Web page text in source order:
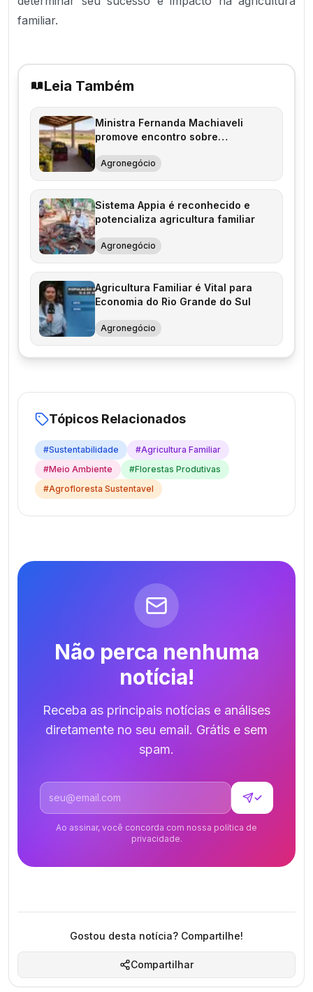
familiar.
Leia Também
Ministra Fernanda Machiaveli
promove encontro sobre
Agronegócio
Sistema Appia é reconhecido e
potencializa agricultura familiar
Agronegócio
Agricultura Familiar é Vital para
Economia do Rio Grande do Sul
Agronegócio
Tópicos Relacionados
#Sustentabilidade #Agricultura Familiar
#Meio Ambiente #Florestas Produtivas
#Agrofloresta Sustentavel
Não perca nenhuma
notícia!
Receba as principais notícias e análises
diretamente no seu email. Grátis e sem
spam.
Endereço de email
✓
Ao assinar, você concorda com nossa política de
privacidade.
Gostou desta notícia? Compartilhe!
Compartilhar